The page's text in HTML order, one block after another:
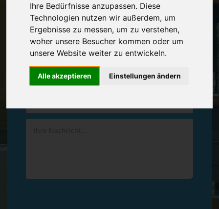
Ihre Bedürfnisse anzupassen. Diese
Technologien nutzen wir außerdem, um
Ergebnisse zu messen, um zu verstehen,
woher unsere Besucher kommen oder um
unsere Website weiter zu entwickeln.
Alle akzeptieren Einstellungen ändern
Vereinbaren Sie einenRückruf
Hinterlassen Sie uns gern eine persönliche Nachricht.